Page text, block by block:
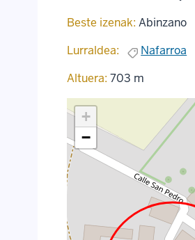
Beste izenak: Abinzano
Lurraldea:
Nafarroa
Altuera: 703 m
+
−